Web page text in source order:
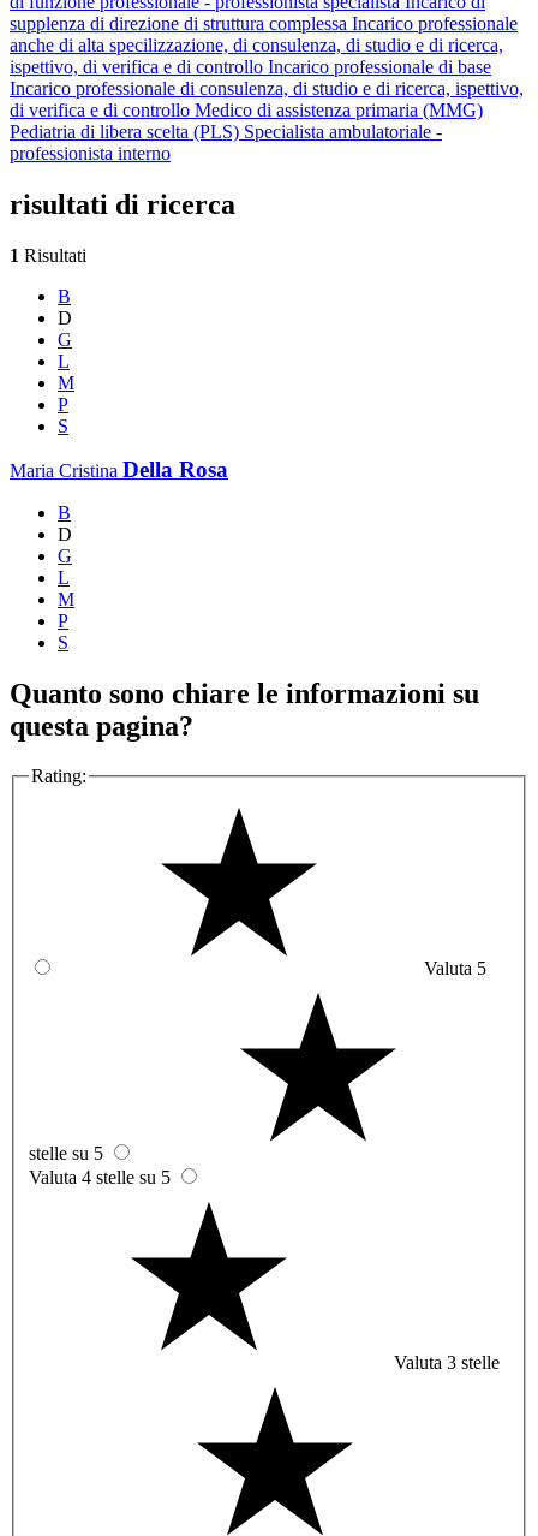
supplenza di direzione di struttura complessa Incarico professionale
anche di alta specilizzazione, di consulenza, di studio e di ricerca,
ispettivo, di verifica e di controllo Incarico professionale di base
Incarico professionale di consulenza, di studio e di ricerca, ispettivo,
di verifica e di controllo Medico di assistenza primaria (MMG)
Pediatria di libera scelta (PLS) Specialista ambulatoriale -
professionista interno
risultati di ricerca
1 Risultati
B
D
G
L
M
P
S
Maria Cristina Della Rosa
B
D
G
L
M
P
S
Quanto sono chiare le informazioni su
questa pagina?
Rating:
Valuta 5
stelle su 5
Valuta 4 stelle su 5
Valuta 3 stelle